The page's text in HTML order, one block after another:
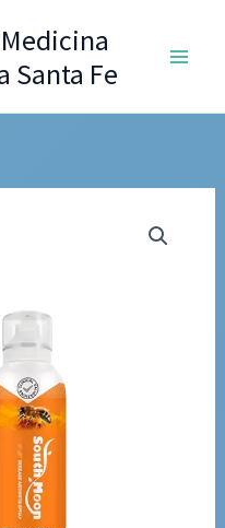
Santa Fe